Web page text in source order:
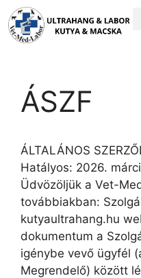
ÁSZF
ÁLTALÁNOS
Hatályos: 2026.
Üdvözöljük a Vet-
továbbiakban:
kutyaultrahang.hu
dokumentum a
igénybe vevő ügyfél
Megrendelő) között